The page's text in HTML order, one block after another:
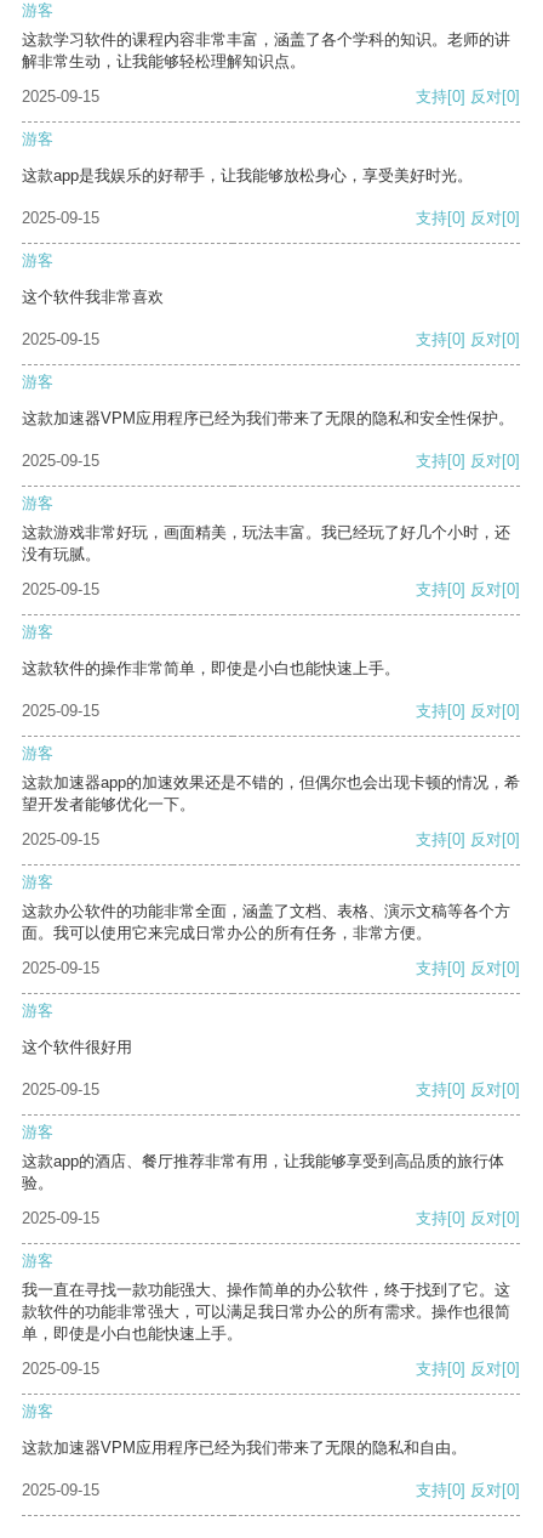
游客
这款学习软件的课程内容非常丰富，涵盖了各个学科的知识。老师的讲
解非常生动，让我能够轻松理解知识点。
2025-09-15
支持[0] 反对[0]
游客
这款app是我娱乐的好帮手，让我能够放松身心，享受美好时光。
2025-09-15 支持[0] 反对[0]
游客
这个软件我非常喜欢
2025-09-15 支持[0] 反对[0]
游客
这款加速器VPM应用程序已经为我们带来了无限的隐私和安全性保护。
2025-09-15 支持[0] 反对[0]
游客
这款游戏非常好玩，画面精美，玩法丰富。我已经玩了好几个小时，还
没有玩腻。
2025-09-15
支持[0] 反对[0]
游客
这款软件的操作非常简单，即使是小白也能快速上手。
2025-09-15 支持[0] 反对[0]
游客
这款加速器app的加速效果还是不错的，但偶尔也会出现卡顿的情况，希
望开发者能够优化一下。
2025-09-15
支持[0] 反对[0]
游客
这款办公软件的功能非常全面，涵盖了文档、表格、演示文稿等各个方
面。我可以使用它来完成日常办公的所有任务，非常方便。
2025-09-15
支持[0] 反对[0]
游客
这个软件很好用
2025-09-15 支持[0] 反对[0]
游客
这款app的酒店、餐厅推荐非常有用，让我能够享受到高品质的旅行体
验。
2025-09-15
支持[0] 反对[0]
游客
我一直在寻找一款功能强大、操作简单的办公软件，终于找到了它。这
款软件的功能非常强大，可以满足我日常办公的所有需求。操作也很简
单，即使是小白也能快速上手。
2025-09-15
支持[0] 反对[0]
游客
这款加速器VPM应用程序已经为我们带来了无限的隐私和自由。
2025-09-15 支持[0] 反对[0]